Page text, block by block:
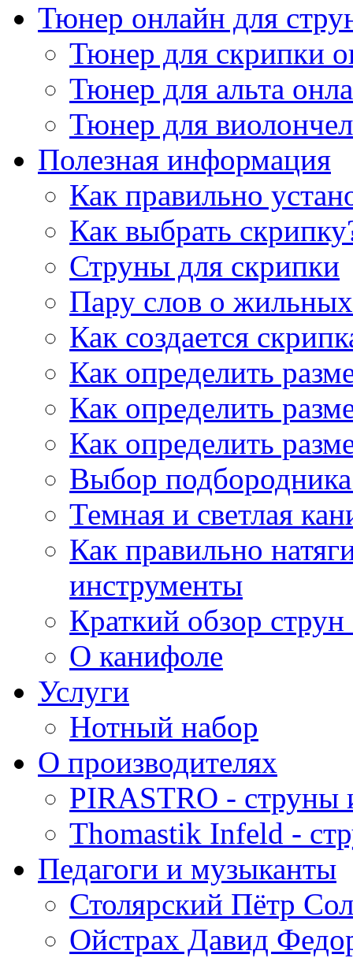
Тюнер онлайн для
Тюнер для скрипки
Тюнер для альта
Тюнер для
Полезная информация
Как правильно
Как выбрать
Струны для скрипки
Пару слов о
Как создается
Как определить
Как определить
Как определить
Выбор
Темная и светлая
Как правильно
инструменты
Краткий обзор
О канифоле
Услуги
Нотный набор
О производителях
PIRASTRO - струны
Thomastik Infeld -
Педагоги и музыканты
Столярский Пётр
Ойстрах Давид